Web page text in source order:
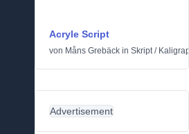
Acryle Script
von Måns Grebäck in Skript/
Advertisement